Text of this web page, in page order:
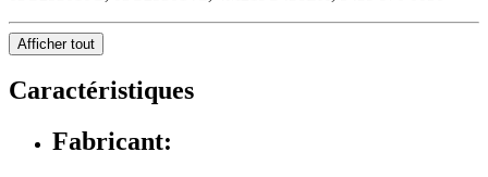
Afficher tout
Caractéristiques
Fabricant: